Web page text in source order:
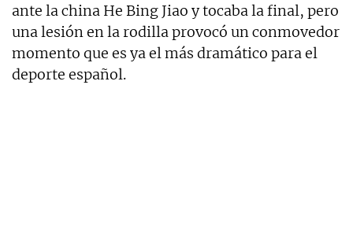
ante la china He Bing Jiao y tocaba la final, pero
una lesión en la rodilla provocó un conmovedor
momento que es ya el más dramático para el
deporte español.